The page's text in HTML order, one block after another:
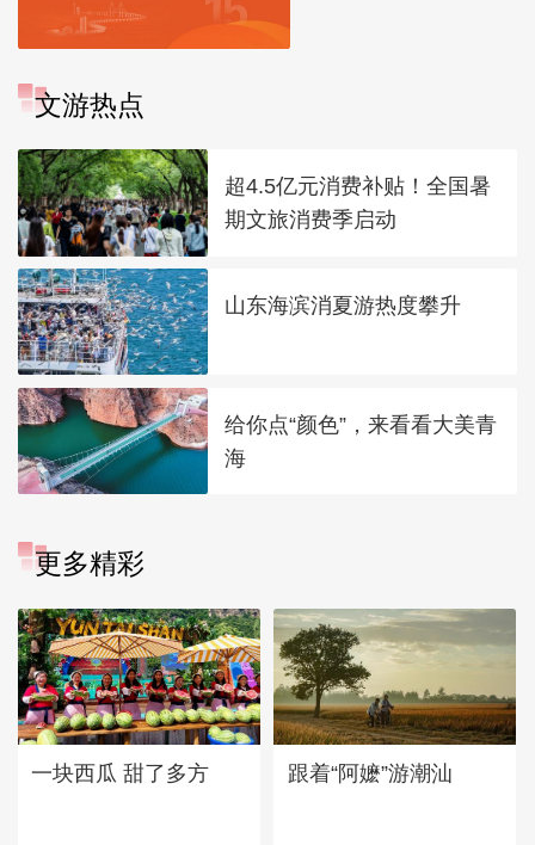
文游热点
超4.5亿元消费补贴！全国暑
期文旅消费季启动
山东海滨消夏游热度攀升
给你点“颜色”，来看看大美青
海
更多精彩
一块西瓜 甜了多方 跟着“阿嬷”游潮汕